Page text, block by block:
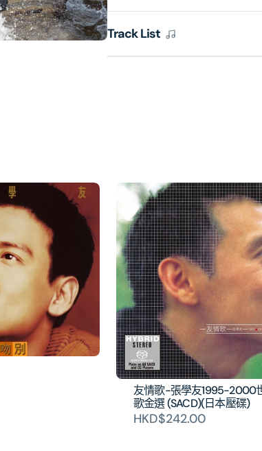
Track List
友情歌-張學友1995-2000
歌金選 (SACD)(日本壓碟)
HKD$242.00